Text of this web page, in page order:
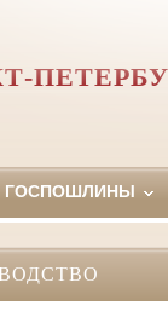
ГОСПОШЛИНЫ